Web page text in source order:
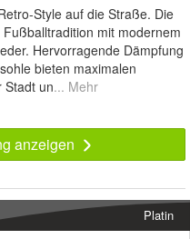
Style auf die Straße. Die
mit modernem
Hervorragende Dämpfung
bieten maximalen
Stadt un... Mehr
anzeigen
Platin